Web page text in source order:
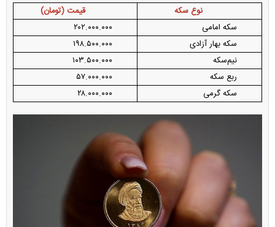
نوع سکه
قیمت (تومان)
سکه امامی
۲۰۲.۰۰۰.۰۰۰
سکه بهار آزادی
۱۹۸.۵۰۰.۰۰۰
نیم‌سکه
۱۰۳.۵۰۰.۰۰۰
ربع سکه
۵۷.۰۰۰.۰۰۰
سکه گرمی
۲۸.۰۰۰.۰۰۰